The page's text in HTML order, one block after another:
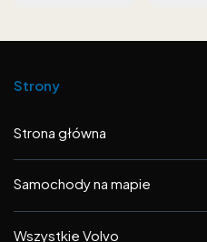
Strony
Strona główna
Samochody na mapie
Wszystkie Volvo